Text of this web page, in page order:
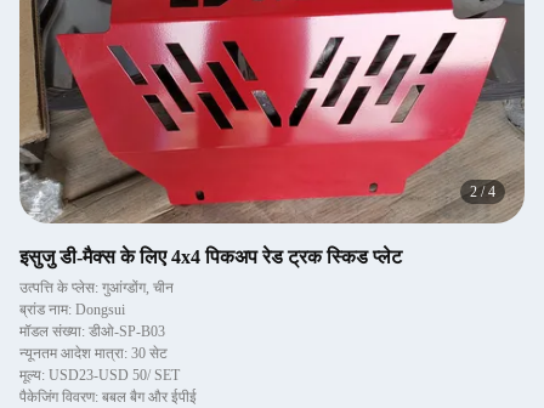
2/4
इसुजु डी-मैक्स के लिए 4x4 पिकअप रेड ट्रक स्किड प्लेट
उत्पत्ति के प्लेस: गुआंग्डोंग, चीन
ब्रांड नाम: Dongsui
मॉडल संख्या: डीओ-SP-B03
न्यूनतम आदेश मात्रा: 30 सेट
मूल्य: USD23-USD 50/ SET
पैकेजिंग विवरण: बबल बैग और ईपीई